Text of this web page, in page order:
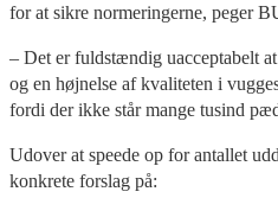
for at sikre normeringerne, peger
– Det er fuldstændig uacceptabelt
og en højnelse af kvaliteten i
fordi der ikke står mange tusind
Udover at speede op for antallet
konkrete forslag på: